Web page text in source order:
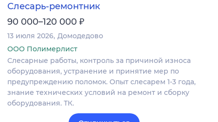
Слесарь-ремонтник
90 000–120 000 ₽
13 июля 2026 Домодедово
ООО Полимерлист
Слесарные работы, контроль за причиной износа
оборудования, устранение и принятие мер по
предупреждению поломок. Опыт слесарем 1-3 года,
знание технических условий на ремонт и сборку
оборудования. ТК.